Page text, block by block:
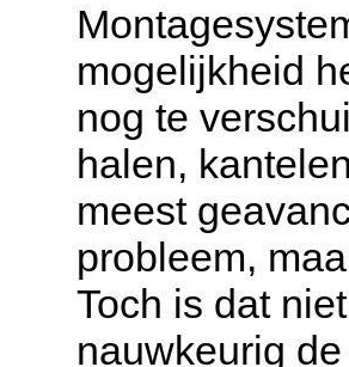
mogelijkheid
nog te
halen,
meest
probleem,
Toch is dat
nauwkeurig